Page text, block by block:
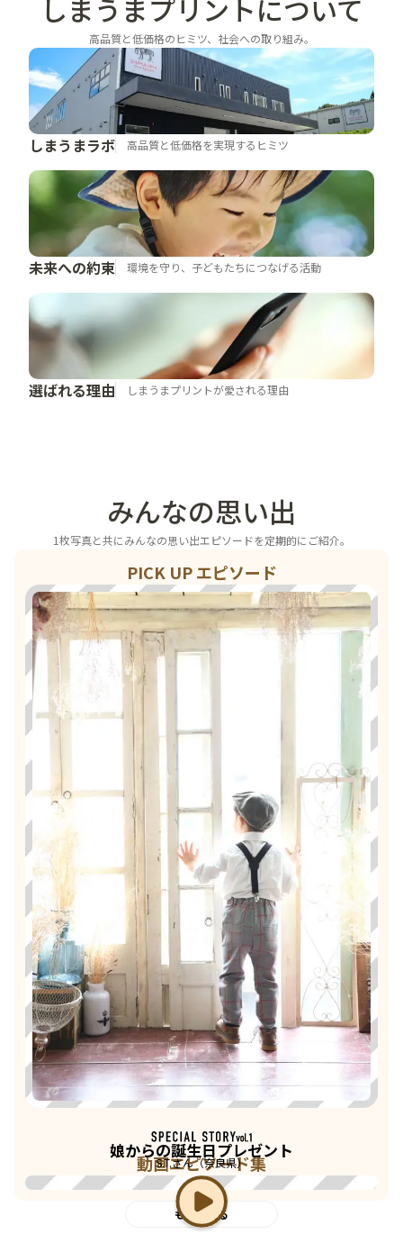
しまうまプリントについて
高品質と低価格のヒミツ、社会への取り組み。
しまうまラボ 高品質と低価格を実現するヒミツ
未来への約束 環境を守り、子どもたちにつなげる活動
選ばれる理由 しまうまプリントが愛される理由
みんなの思い出
1枚写真と共にみんなの思い出エピソードを定期的にご紹介。
PICK UP エピソード
動画エピソード集
娘からの誕生日プレゼント
S.T.さん（奈良県）
もっと見る